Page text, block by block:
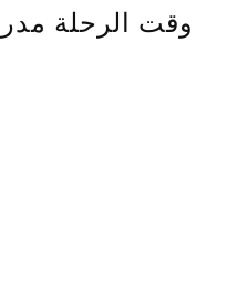
وقت الرحلة